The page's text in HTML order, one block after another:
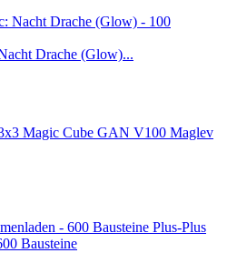
Drache (Glow)...
GAN V100 Maglev
Plus-Plus
Bausteine